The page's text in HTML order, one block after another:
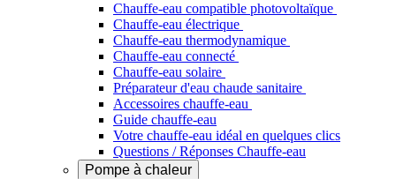
Chauffe-eau compatible photovoltaïque
Chauffe-eau électrique
Chauffe-eau thermodynamique
Chauffe-eau connecté
Chauffe-eau solaire
Préparateur d'eau chaude sanitaire
Accessoires chauffe-eau
Guide chauffe-eau
Votre chauffe-eau idéal en quelques clics
Questions / Réponses Chauffe-eau
Pompe à chaleur